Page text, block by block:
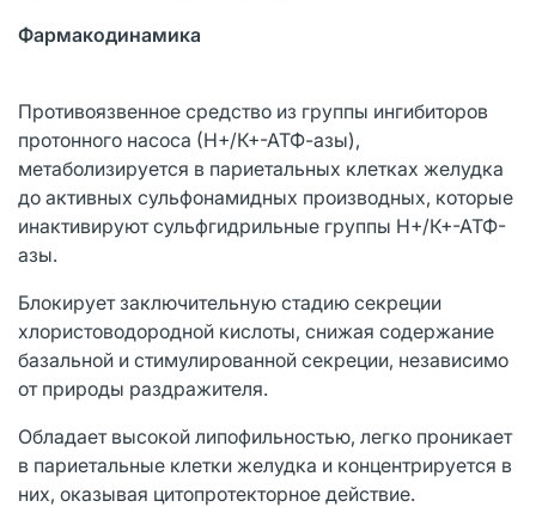
Фармакодинамика
Противоязвенное средство из группы ингибиторов
протонного насоса (Н+/К+-АТФ-азы),
метаболизируется в париетальных клетках желудка
до активных сульфонамидных производных, которые
инактивируют сульфгидрильные группы Н+/К+-АТФ-
азы.
Блокирует заключительную стадию секреции
хлористоводородной кислоты, снижая содержание
базальной и стимулированной секреции, независимо
от природы раздражителя.
Обладает высокой липофильностью, легко проникает
в париетальные клетки желудка и концентрируется в
них, оказывая цитопротекторное действие.